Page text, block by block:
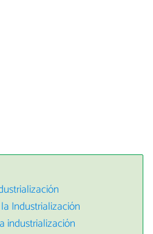
Industrialización
industrialización